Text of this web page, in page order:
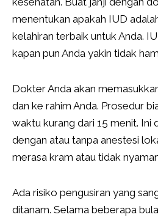
menentukan apakah IUD
kelahiran terbaik untuk Anda.
kapan pun Anda yakin tidak
Dokter Anda akan
dan ke rahim Anda. Prosedur
waktu kurang dari 15 menit. Ini
dengan atau tanpa anestesi
merasa kram atau tidak
Ada risiko pengusiran yang
ditanam. Selama beberapa